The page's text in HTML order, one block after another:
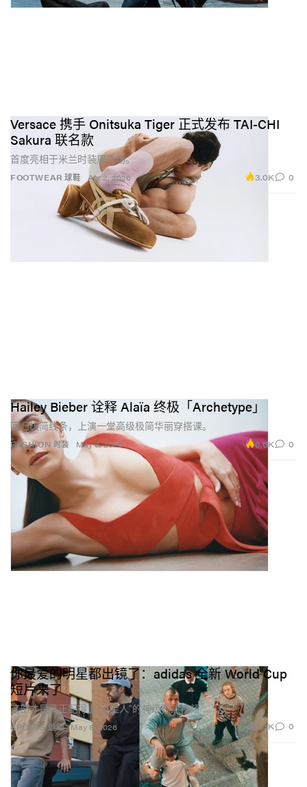
FOOTWEAR 球鞋
Versace 携手 Onitsuka Tiger 正式发布 TAI-CHI
Sakura 联名款
首度亮相于米兰时装周秀场。
Apr 2, 2026 3.0K 0
FASHION 时装
Hailey Bieber 诠释 Alaïa 终极「Archetype」
回归极简线条，上演一堂高级极简华丽穿搭课。
May 8, 2026 6.6K 0
SPORTS 运动
你最爱的明星都出镜了：adidas 全新 World Cup
短片来了
这部才是真正配得上“小金人”的神级预热视频……
May 8, 2026 1.3K 0